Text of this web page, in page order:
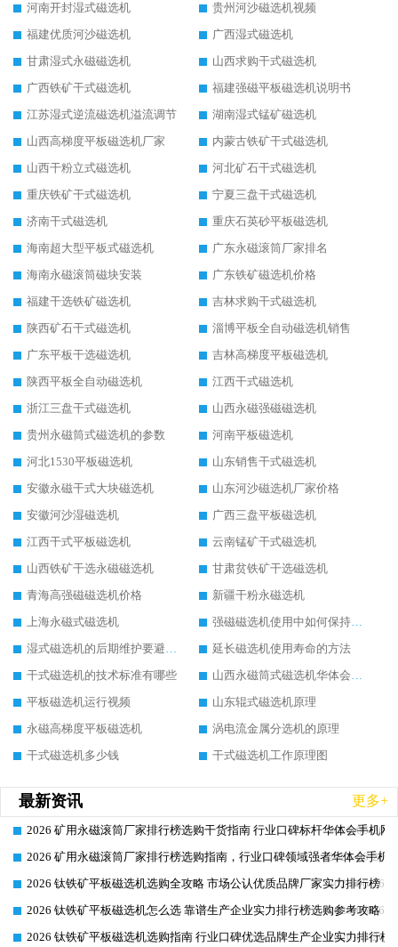
河南开封湿式磁选机
贵州河沙磁选机视频
福建优质河沙磁选机
广西湿式磁选机
甘肃湿式永磁磁选机
山西求购干式磁选机
广西铁矿干式磁选机
福建强磁平板磁选机说明书
江苏湿式逆流磁选机溢流调节
湖南湿式锰矿磁选机
山西高梯度平板磁选机厂家
内蒙古铁矿干式磁选机
山西干粉立式磁选机
河北矿石干式磁选机
重庆铁矿干式磁选机
宁夏三盘干式磁选机
济南干式磁选机
重庆石英砂平板磁选机
海南超大型平板式磁选机
广东永磁滚筒厂家排名
海南永磁滚筒磁块安装
广东铁矿磁选机价格
福建干选铁矿磁选机
吉林求购干式磁选机
陕西矿石干式磁选机
淄博平板全自动磁选机销售
广东平板干选磁选机
吉林高梯度平板磁选机
陕西平板全自动磁选机
江西干式磁选机
浙江三盘干式磁选机
山西永磁强磁磁选机
贵州永磁筒式磁选机的参数
河南平板磁选机
河北1530平板磁选机
山东销售干式磁选机
安徽永磁干式大块磁选机
山东河沙磁选机厂家价格
安徽河沙湿磁选机
广西三盘平板磁选机
江西干式平板磁选机
云南锰矿干式磁选机
山西铁矿干选永磁磁选机
甘肃贫铁矿干选磁选机
青海高强磁磁选机价格
新疆干粉永磁选机
上海永磁式磁选机
强磁磁选机使用中如何保持其顺畅运行
湿式磁选机的后期维护要避开哪些坑
延长磁选机使用寿命的方法
干式磁选机的技术标准有哪些
山西永磁筒式磁选机华体会手机网页版-华体会(中国)
平板磁选机运行视频
山东辊式磁选机原理
永磁高梯度平板磁选机
涡电流金属分选机的原理
干式磁选机多少钱
干式磁选机工作原理图
最新资讯 更多+
2026-06-26
2026 矿用永磁滚筒厂家排行榜选购干货指南 行业口碑标杆华体会手机网
2026-06-26
2026 矿用永磁滚筒厂家排行榜选购指南，行业口碑领域强者华体会手机
2026-06-26
2026 钛铁矿平板磁选机选购全攻略 市场公认优质品牌厂家实力排行榜
2026-06-26
2026 钛铁矿平板磁选机怎么选 靠谱生产企业实力排行榜选购参考攻略
2026-06-26
2026 钛铁矿平板磁选机选购指南 行业口碑优选品牌生产企业实力排行榜